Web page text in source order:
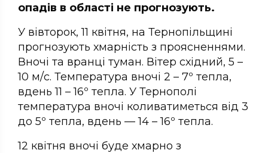
опадів в області не прогнозують.
У вівторок, 11 квітня, на Тернопільщині
прогнозують хмарність з проясненнями.
Вночі та вранці туман. Вітер східний, 5 –
10 м/с. Температура вночі 2 – 7º тепла,
вдень 11 – 16º тепла. У Тернополі
температура вночі коливатиметься від 3
до 5º тепла, вдень — 14 – 16º тепла.
12 квітня вночі буде хмарно з